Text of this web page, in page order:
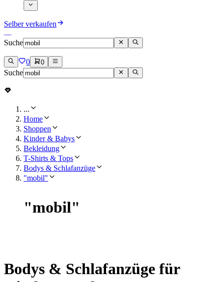
Selber verkaufen
Suche
0 0
Suche
...
Home
Shoppen
Kinder & Babys
Bekleidung
T-Shirts & Tops
Bodys & Schlafanzüge
"mobil"
"mobil"
Bodys & Schlafanzüge für